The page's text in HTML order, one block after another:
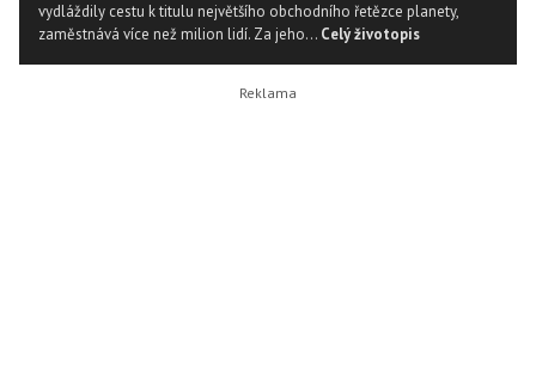
vydláždily cestu k titulu největšího obchodního řetězce planety,
zaměstnává více než milion lidí. Za jeho... Celý životopis